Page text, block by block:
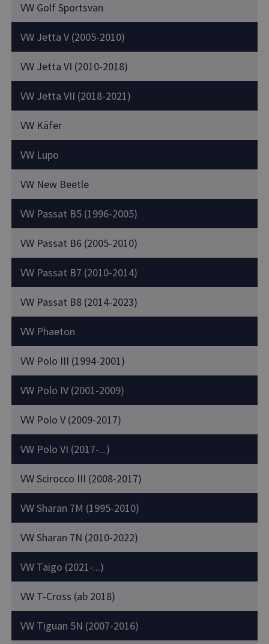
VW Golf Sportsvan
VW Jetta V (2005-2010)
VW Jetta VI (2010-2018)
VW Jetta VII (2018-2021)
VW Käfer
VW Lupo
VW New Beetle
VW Passat B5 (1996-2005)
VW Passat B6 (2005-2010)
VW Passat B7 (2010-2014)
VW Passat B8 (2014-2023)
VW Phaeton
VW Polo III (1994-2001)
VW Polo IV (2001-2009)
VW Polo V (2009-2017)
VW Polo VI (2017-...)
VW Scirocco III (2008-2017)
VW Sharan 7M (1995-2010)
VW Sharan 7N (2010-2022)
VW Taigo (2021-...)
VW T-Cross (ab 2018)
VW Tiguan 5N (2007-2016)